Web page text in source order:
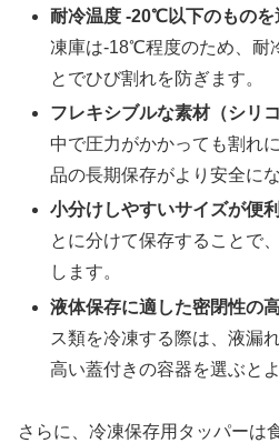
耐冷温度 -20℃以下のものを
凍庫は-18℃程度のため、耐
とでひび割れを防ぎます。
フレキシブルな素材（シリ
中で圧力がかかっても割れ
品の長期保存がより安全にな
小分けしやすいサイズが便利
とに分けて保存することで
します。
液体保存に適した密閉性の
ス類を冷凍する際は、液漏
高い蓋付きの容器を選ぶと
さらに、冷凍保存用タッパーは